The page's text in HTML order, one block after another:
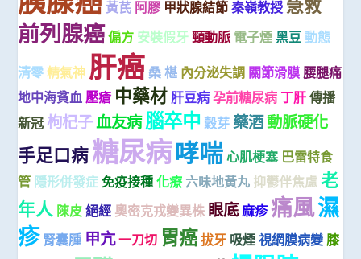
黃芪 阿膠 甲狀腺結節 秦嶺教授 急救
前列腺癌偏方 安裝假牙 頸動脈 電子煙 黑豆 動態
清零 精氣神 肝癌 桑 椹 內分泌失調 關節滑膜 腰腿痛
地中海貧血 壓瘡 中藥材 肝豆病 孕前糖尿病 丁肝 傳播
新冠 枸杞子血友病腦卒中 穀芽 藥酒動脈硬化
手足口病糖尿病哮喘 心肌梗塞 巴雷特食
管 隱形併發症 免疫接種 化療 六味地黃丸 抑鬱伴焦慮 老
年人 陳皮 絕經 奧密克戎變異株 眼底麻疹痛風濕
疹 腎囊腫 甲亢一刀切 胃癌拔牙 吸煙 視網膜病變 膝